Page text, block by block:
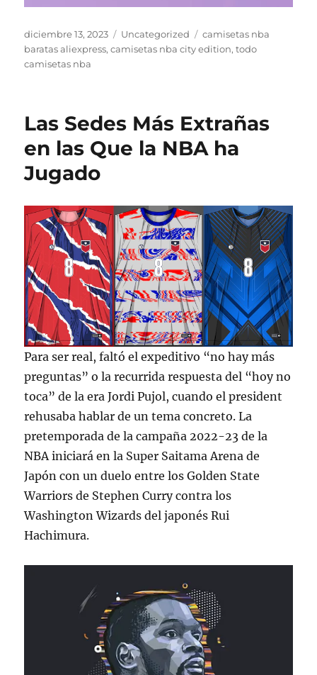
Publicado
el
diciembre 13, 2023 Categorías
Uncategorized Etiquetas
camisetas nba
baratas aliexpress,camisetas nba city edition,todo
camisetas nba
Las Sedes Más Extrañas
en las Que la NBA ha
Jugado
Para ser real, faltó el expeditivo “no hay más
preguntas” o la recurrida respuesta del “hoy no
toca” de la era Jordi Pujol, cuando el president
rehusaba hablar de un tema concreto. La
pretemporada de la campaña 2022-23 de la
NBA iniciará en la Super Saitama Arena de
Japón con un duelo entre los Golden State
Warriors de Stephen Curry contra los
Washington Wizards del japonés Rui
Hachimura.